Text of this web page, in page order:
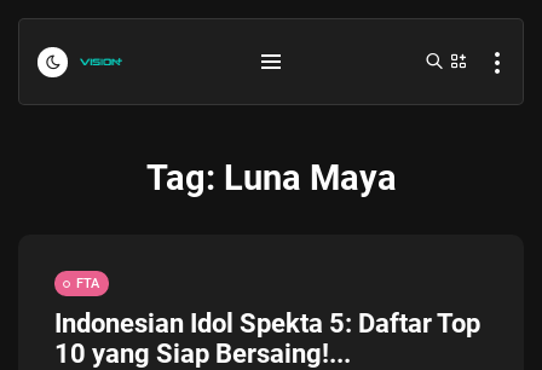
Indonesia vs Kamboja Hari Ini...
Tag: Luna Maya
FTA
Indonesian Idol Spekta 5: Daftar Top
10 yang Siap Bersaing!...